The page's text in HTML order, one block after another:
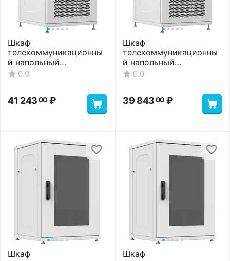
Шкаф
телекоммуникационны
й напольный
ШТНП-22U-600-600-
0.0
41 24300 ₽
Шкаф
телекоммуникационны
й напольный
ШТНП-22U-600-600-
0.0
39 84300 ₽
Шкаф
Шкаф